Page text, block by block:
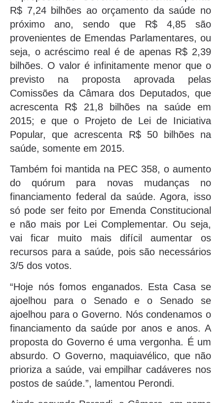
R$ 7,24 bilhões ao orçamento da saúde no
próximo ano, sendo que R$ 4,85 são
provenientes de Emendas Parlamentares, ou
seja, o acréscimo real é de apenas R$ 2,39
bilhões. O valor é infinitamente menor que o
previsto na proposta aprovada pelas
Comissões da Câmara dos Deputados, que
acrescenta R$ 21,8 bilhões na saúde em
2015; e que o Projeto de Lei de Iniciativa
Popular, que acrescenta R$ 50 bilhões na
saúde, somente em 2015.
Também foi mantida na PEC 358, o aumento
do quórum para novas mudanças no
financiamento federal da saúde. Agora, isso
só pode ser feito por Emenda Constitucional
e não mais por Lei Complementar. Ou seja,
vai ficar muito mais difícil aumentar os
recursos para a saúde, pois são necessários
3/5 dos votos.
“Hoje nós fomos enganados. Esta Casa se
ajoelhou para o Senado e o Senado se
ajoelhou para o Governo. Nós condenamos o
financiamento da saúde por anos e anos. A
proposta do Governo é uma vergonha. É um
absurdo. O Governo, maquiavélico, que não
prioriza a saúde, vai empilhar cadáveres nos
postos de saúde.”, lamentou Perondi.